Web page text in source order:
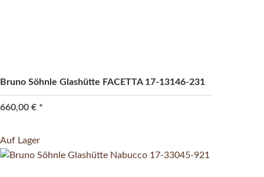
Bruno Söhnle Glashütte FACETTA 17-13146-231
660,00 € *
Auf Lager